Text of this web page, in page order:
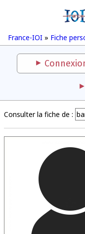
France-IOI » Fiche
Consulter la fiche de :